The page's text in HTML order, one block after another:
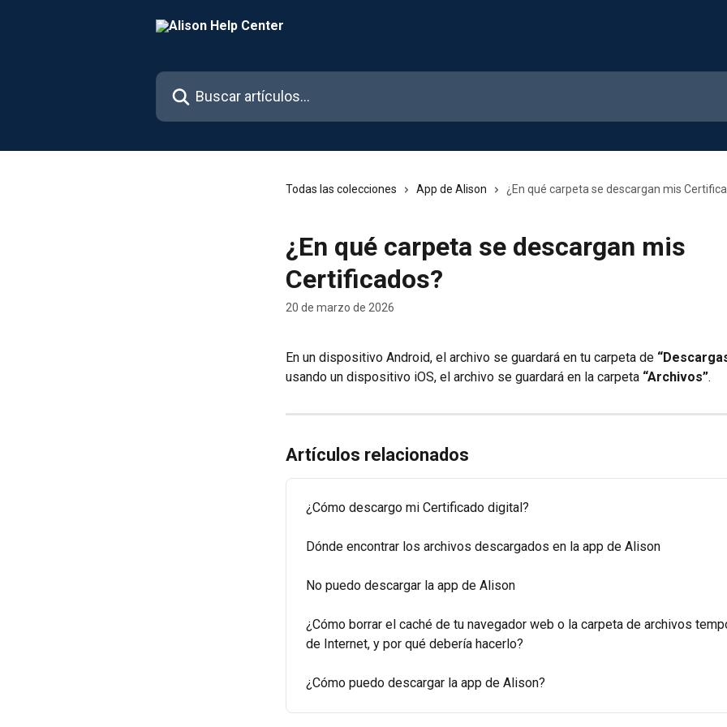
Buscar artículos...
Todas las colecciones App de Alison ¿En qué carpeta se descargan mis
¿En qué carpeta se descargan mis
Certificados?
20 de marzo de 2026
En un dispositivo Android, el archivo se guardará en tu carpeta de
usando un dispositivo iOS, el archivo se guardará en la carpeta “Archivos”.
Artículos relacionados
¿Cómo descargo mi Certificado digital?
Dónde encontrar los archivos descargados en la app de Alison
No puedo descargar la app de Alison
¿Cómo borrar el caché de tu navegador web o la carpeta de archivos
de Internet, y por qué debería hacerlo?
¿Cómo puedo descargar la app de Alison?